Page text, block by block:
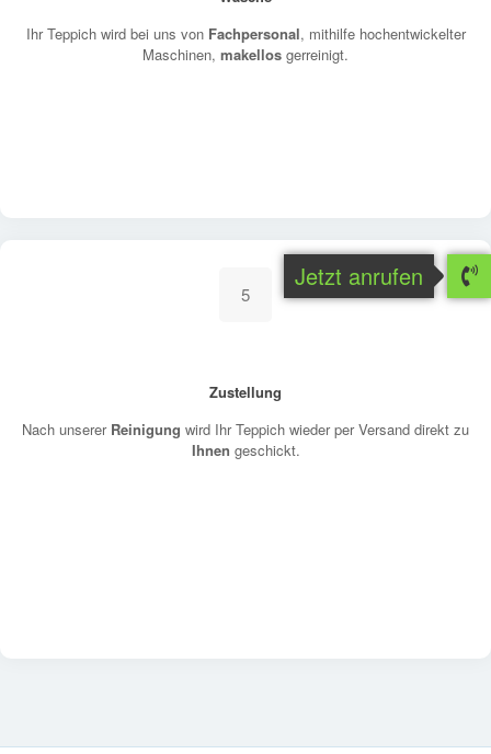
Ihr Teppich wird bei uns von Fachpersonal, mithilfe hochentwickelter
Maschinen, makellos gerreinigt.
5
Zustellung
Nach unserer Reinigung wird Ihr Teppich wieder per Versand direkt zu
Ihnen geschickt.
Jetzt anrufen